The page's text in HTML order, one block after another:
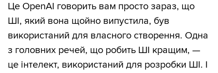
Це OpenAI говорить вам просто зараз, що
ШІ, який вона щойно випустила, був
використаний для власного створення. Одна
з головних речей, що робить ШІ кращим, —
це інтелект, використаний для розробки ШІ. І